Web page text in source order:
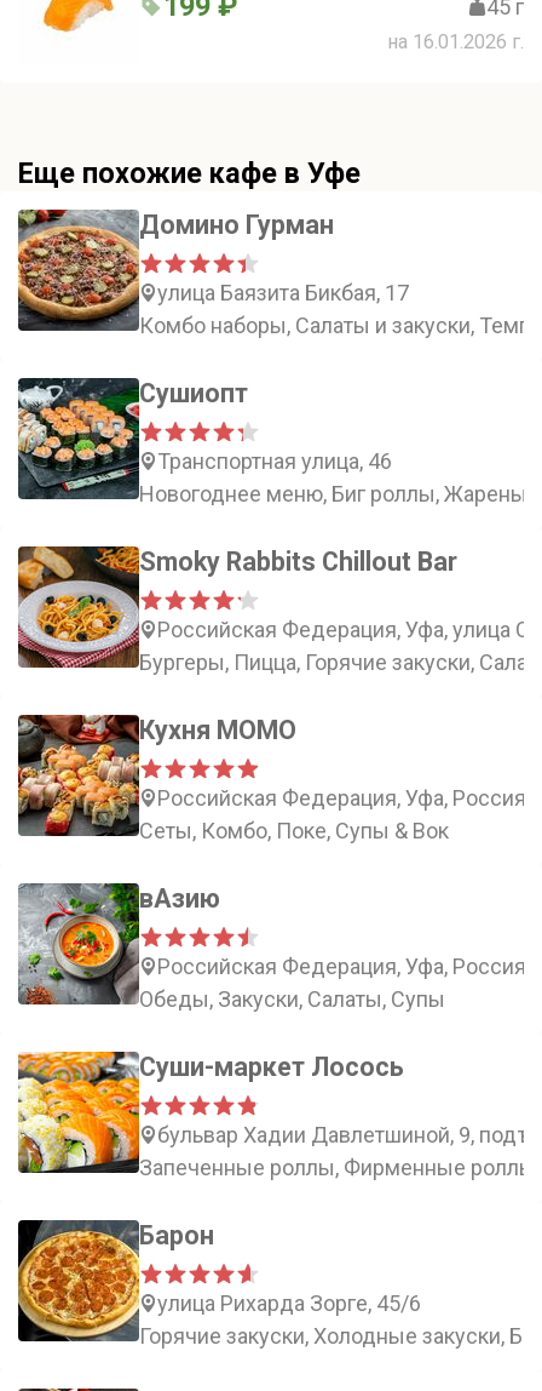
45 г
на 16.01.2026 г.
Еще похожие кафе в Уфе
Домино Гурман
улица Баязита Бикбая, 17
Комбо наборы, Салаты и закуски,
Сушиопт
Транспортная улица, 46
Новогоднее меню, Биг роллы,
Smoky Rabbits Chillout Bar
Российская Федерация, Уфа, улица
Бургеры, Пицца, Горячие закуски,
Кухня МОМО
Российская Федерация, Уфа, Россия,
Сеты, Комбо, Поке, Супы & Вок
вАзию
Российская Федерация, Уфа, Россия,
Обеды, Закуски, Салаты, Супы
Суши-маркет Лосось
бульвар Хадии Давлетшиной, 9,
Запеченные роллы, Фирменные
Барон
улица Рихарда Зорге, 45/6
Горячие закуски, Холодные закуски,